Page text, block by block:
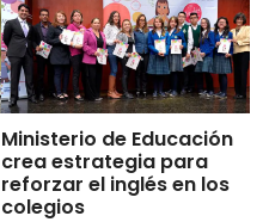
Ministerio de Educación
crea estrategia para
reforzar el inglés en los
colegios